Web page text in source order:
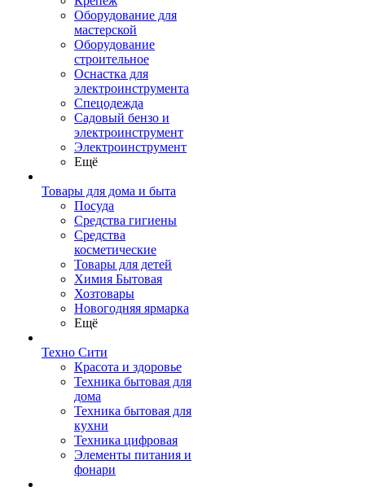
Оборудование для
мастерской
Оборудование
строительное
Оснастка для
электроинструмента
Спецодежда
Садовый бензо и
электроинструмент
Электроинструмент
Ещё
Товары для дома и быта
Посуда
Средства гигиены
Средства
косметические
Товары для детей
Химия Бытовая
Хозтовары
Новогодняя ярмарка
Ещё
Техно Сити
Красота и здоровье
Техника бытовая для
дома
Техника бытовая для
кухни
Техника цифровая
Элементы питания и
фонари